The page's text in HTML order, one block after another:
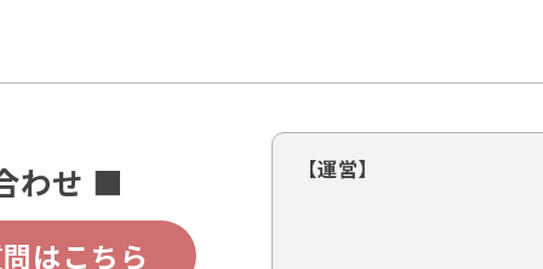
わせ ■
はこちら
【運営】